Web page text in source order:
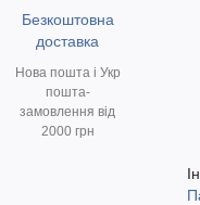
Безкоштовна
доставка
Нова пошта і Укр
пошта-
замовлення від
2000 грн